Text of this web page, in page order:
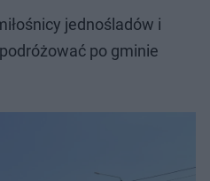
jednośladów i
po gminie